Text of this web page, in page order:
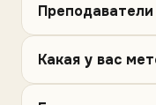
Какая у вас